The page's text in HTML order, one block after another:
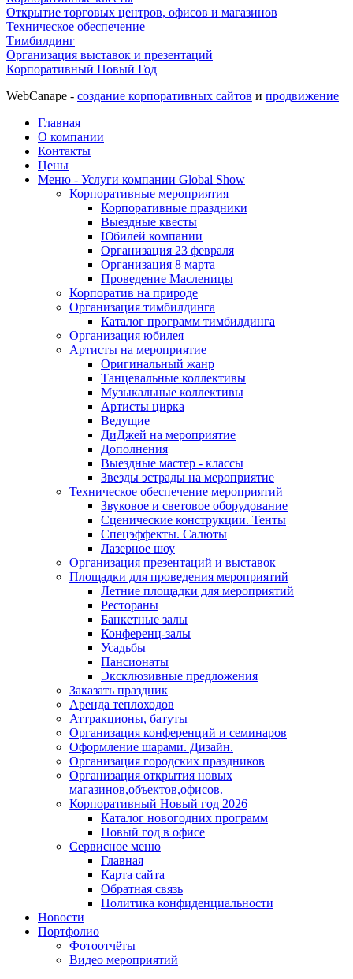
Открытие торговых центров, офисов и магазинов
Техническое обеспечение
Тимбилдинг
Организация выставок и презентаций
Корпоративный Новый Год
WebCanape - создание корпоративных сайтов и продвижение
Главная
О компании
Контакты
Цены
Меню - Услуги компании Global Show
Корпоративные мероприятия
Корпоративные праздники
Выездные квесты
Юбилей компании
Организация 23 февраля
Организация 8 марта
Проведение Масленицы
Корпоратив на природе
Организация тимбилдинга
Каталог программ тимбилдинга
Организация юбилея
Артисты на мероприятие
Оригинальный жанр
Танцевальные коллективы
Музыкальные коллективы
Артисты цирка
Ведущие
ДиДжей на мероприятие
Дополнения
Выездные мастер - классы
Звезды эстрады на мероприятие
Техническое обеспечение мероприятий
Звуковое и световое оборудование
Сценические конструкции. Тенты
Спецэффекты. Салюты
Лазерное шоу
Организация презентаций и выставок
Площадки для проведения мероприятий
Летние площадки для мероприятий
Рестораны
Банкетные залы
Конференц-залы
Усадьбы
Пансионаты
Эксклюзивные предложения
Заказать праздник
Аренда теплоходов
Аттракционы, батуты
Организация конференций и семинаров
Оформление шарами. Дизайн.
Организация городских праздников
Организация открытия новых
магазинов,объектов,офисов.
Корпоративный Новый год 2026
Каталог новогодних программ
Новый год в офисе
Сервисное меню
Главная
Карта сайта
Обратная связь
Политика конфиденциальности
Новости
Портфолио
Фотоотчёты
Видео мероприятий